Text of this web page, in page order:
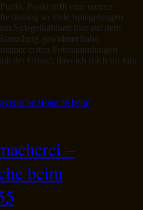
Punkt trifft eine meiner
bislang so viele Spiegelungen
Spiegelkabinett hier auf dem
gewidmet habe.
ersten Fotosammlungen
der Grund, dass ich mich im Jahr
–
beim